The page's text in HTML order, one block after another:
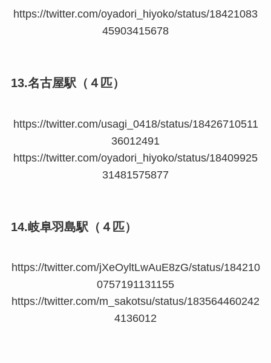
https://twitter.com/oyadori_hiyoko/status/18421083
45903415678
13.名古屋駅（４匹）
https://twitter.com/usagi_0418/status/18426710511
36012491
https://twitter.com/oyadori_hiyoko/status/18409925
31481575877
14.岐阜羽島駅（４匹）
https://twitter.com/jXeOyltLwAuE8zG/status/184210
0757191131155
https://twitter.com/m_sakotsu/status/183564460242
4136012